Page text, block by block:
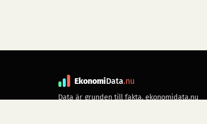
EkonomiData.nu
Data är grunden till fakta. ekonomidata.nu